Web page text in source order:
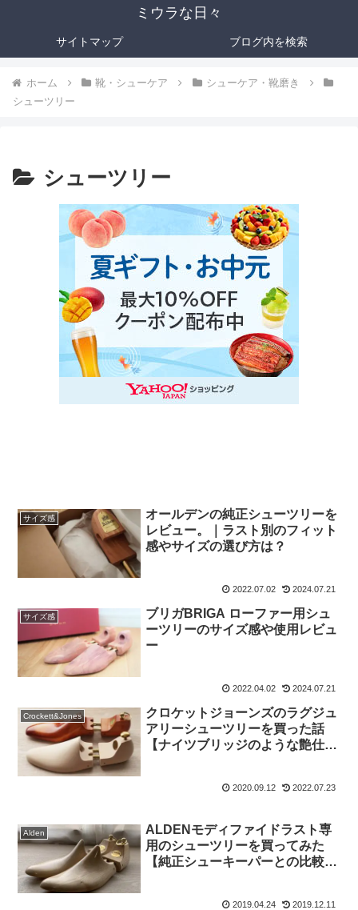
ミウラな日々
サイトマップ ブログ内を検索
ホーム 靴・シューケア
シューケア・靴磨き
シューツリー
シューツリー
サイズ感
オールデンの純正シューツリーを
レビュー。｜ラスト別のフィット
感やサイズの選び方は？
2022.07.02 2024.07.21
サイズ感
ブリガBRIGA ローファー用シュ
ーツリーのサイズ感や使用レビュ
ー
2022.04.02 2024.07.21
Crockett&Jones
クロケットジョーンズのラグジュ
アリーシューツリーを買った話
【ナイツブリッジのような艶仕上
2020.09.12 2022.07.23
Alden
ALDENモディファイドラスト専
用のシューツリーを買ってみた
【純正シューキーパーとの比較
2019.04.24 2019.12.11